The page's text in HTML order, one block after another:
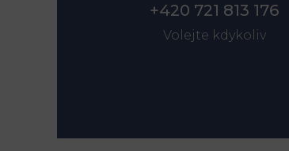
+420 721 813 176
Volejte kdykoliv